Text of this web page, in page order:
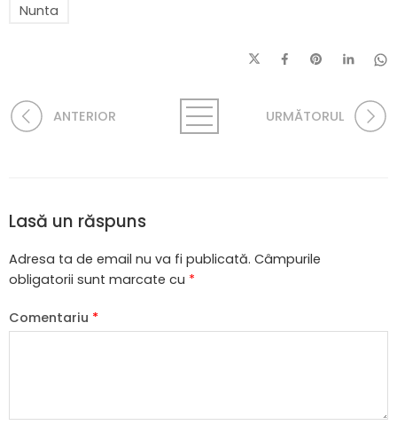
Nunta
ANTERIOR URMĂTORUL
Lasă un răspuns
Adresa ta de email nu va fi publicată. Câmpurile
obligatorii sunt marcate cu *
Comentariu *